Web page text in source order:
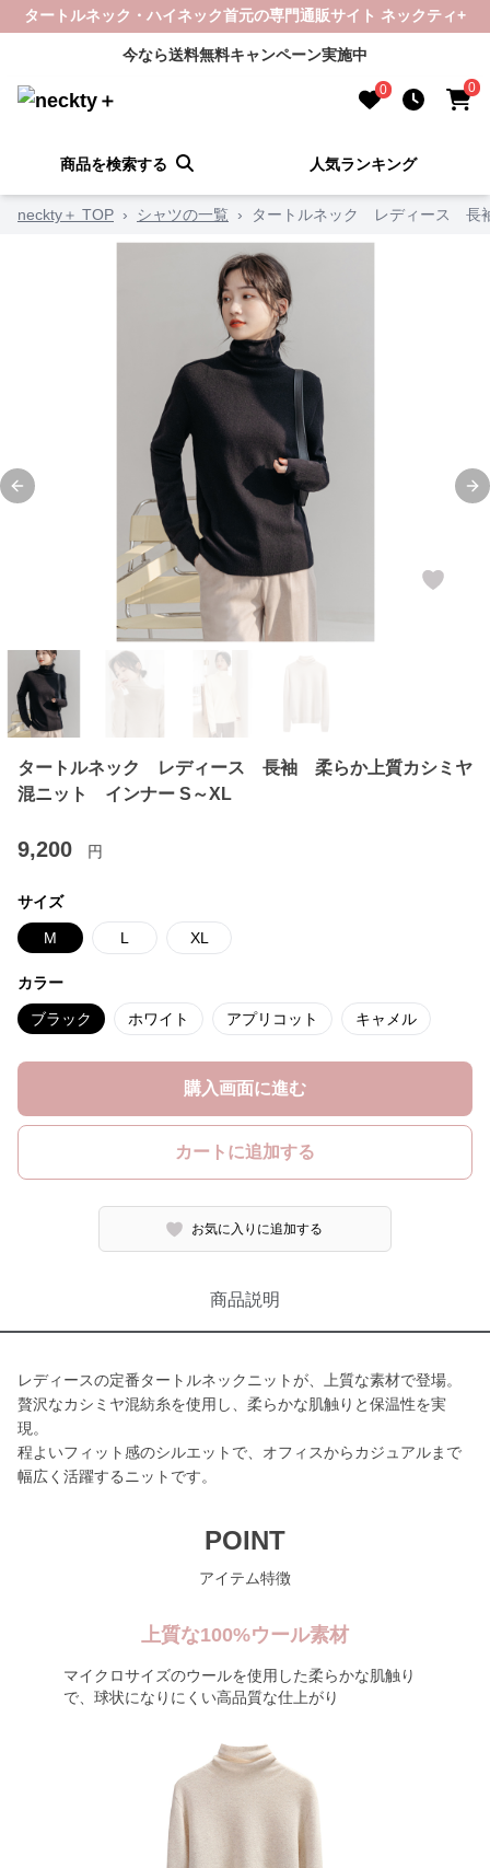
タートルネック・ハイネック首元の専門通販サイト ネックティ+
今なら送料無料キャンペーン実施中
0 0
商品を検索する 人気ランキング
neckty＋ TOP › シャツの一覧 › タートルネック レディース 長
Previous slide
タートルネック レディース 長袖 柔らか上質カシミヤ
混ニット インナー S～XL
9,200 円
サイズ
M L XL
カラー
ブラック ホワイト アプリコット キャメル
購入画面に進む
カートに追加する
お気に入りに追加する
商品説明
レディースの定番タートルネックニットが、上質な素材で登場。
贅沢なカシミヤ混紡糸を使用し、柔らかな肌触りと保温性を実
現。
程よいフィット感のシルエットで、オフィスからカジュアルまで
幅広く活躍するニットです。
POINT
アイテム特徴
上質な100%ウール素材
マイクロサイズのウールを使用した柔らかな肌触り
で、球状になりにくい高品質な仕上がり